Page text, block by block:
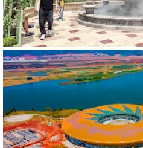
RM 592779